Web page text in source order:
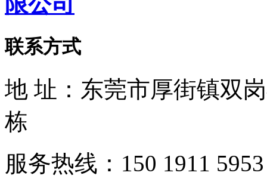
联系方式
地 址：东莞市厚街镇双
栋
服务热线：150 1911 5953